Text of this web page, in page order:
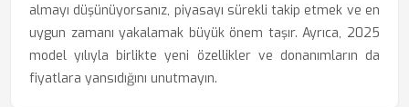
almayı düşünüyorsanız, piyasayı sürekli takip etmek ve en
uygun zamanı yakalamak büyük önem taşır. Ayrıca, 2025
model yılıyla birlikte yeni özellikler ve donanımların da
fiyatlara yansıdığını unutmayın.